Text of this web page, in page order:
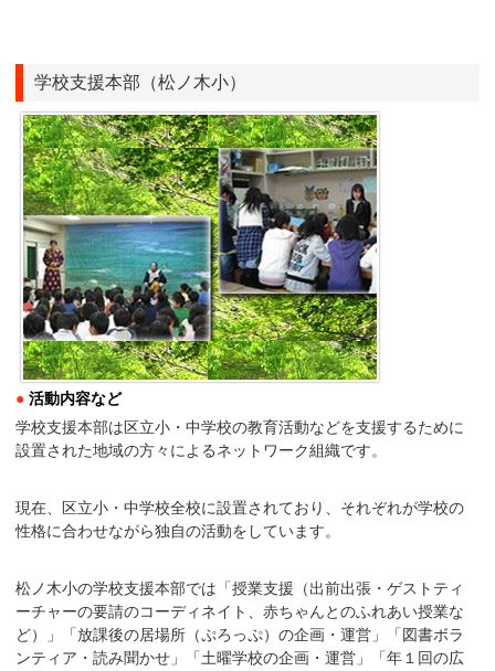
学校支援本部（松ノ木小）
● 活動内容など
学校支援本部は区立小・中学校の教育活動などを支援するために
設置された地域の方々によるネットワーク組織です。
現在、区立小・中学校全校に設置されており、それぞれが学校の
性格に合わせながら独自の活動をしています。
松ノ木小の学校支援本部では「授業支援（出前出張・ゲストティ
ーチャーの要請のコーディネイト、赤ちゃんとのふれあい授業な
ど）」「放課後の居場所（ぷろっぷ）の企画・運営」「図書ボラ
ンティア・読み聞かせ」「土曜学校の企画・運営」「年１回の広